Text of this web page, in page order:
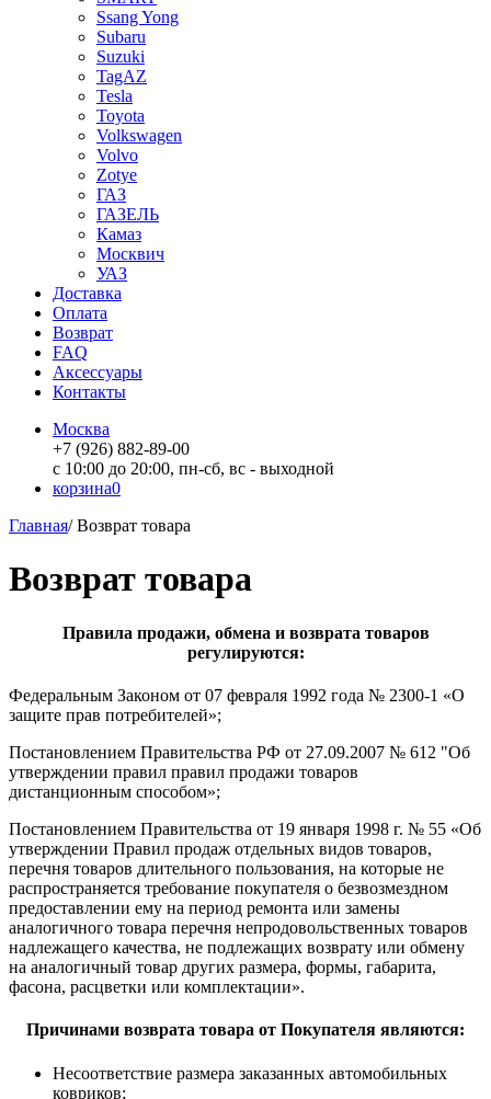
Ssang Yong
Subaru
Suzuki
TagAZ
Tesla
Toyota
Volkswagen
Volvo
Zotye
ГАЗ
ГАЗЕЛЬ
Камаз
Москвич
УАЗ
Доставка
Оплата
Возврат
FAQ
Аксессуары
Контакты
Москва
+7 (926) 882-89-00
с 10:00 до 20:00, пн-сб, вс - выходной
корзина0
Главная/Возврат товара
Возврат товара
Правила продажи, обмена и возврата товаров
регулируются:
Федеральным Законом от 07 февраля 1992 года № 2300-1 «О
защите прав потребителей»;
Постановлением Правительства РФ от 27.09.2007 № 612 "Об
утверждении правил правил продажи товаров
дистанционным способом»;
Постановлением Правительства от 19 января 1998 г. № 55 «Об
утверждении Правил продаж отдельных видов товаров,
перечня товаров длительного пользования, на которые не
распространяется требование покупателя о безвозмездном
предоставлении ему на период ремонта или замены
аналогичного товара перечня непродовольственных товаров
надлежащего качества, не подлежащих возврату или обмену
на аналогичный товар других размера, формы, габарита,
фасона, расцветки или комплектации».
Причинами возврата товара от Покупателя являются:
Несоответствие размера заказанных автомобильных
ковриков;